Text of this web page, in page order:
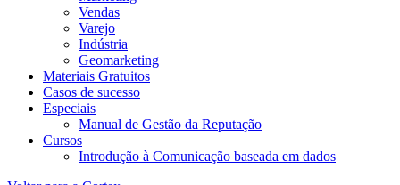
Vendas
Varejo
Indústria
Geomarketing
Materiais Gratuitos
Casos de sucesso
Especiais
Manual de Gestão da Reputação
Cursos
Introdução à Comunicação baseada em dados